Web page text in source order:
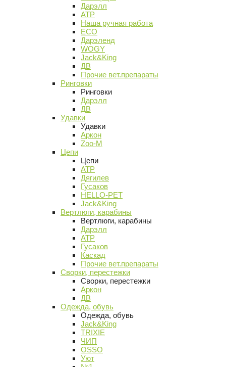
Дарэлл
АТР
Наша ручная работа
ECO
Дарэленд
WOGY
Jack&King
ДВ
Прочие вет.препараты
Ринговки
Ринговки
Дарэлл
ДВ
Удавки
Удавки
Аркон
Zoo-M
Цепи
Цепи
АТР
Дягилев
Гусаков
HELLO-PET
Jack&King
Вертлюги, карабины
Вертлюги, карабины
Дарэлл
АТР
Гусаков
Каскад
Прочие вет.препараты
Сворки, перестежки
Сворки, перестежки
Аркон
ДВ
Одежда, обувь
Одежда, обувь
Jack&King
TRIXIE
ЧИП
OSSO
Уют